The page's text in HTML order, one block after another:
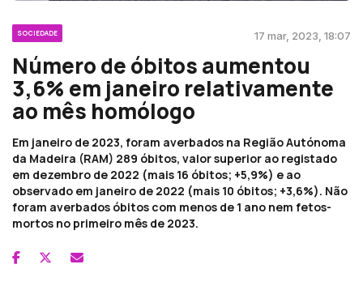
SOCIEDADE 17 mar, 2023, 18:07
Número de óbitos aumentou
3,6% em janeiro relativamente
ao mês homólogo
Em janeiro de 2023, foram averbados na Região Autónoma
da Madeira (RAM) 289 óbitos, valor superior ao registado
em dezembro de 2022 (mais 16 óbitos; +5,9%) e ao
observado em janeiro de 2022 (mais 10 óbitos; +3,6%). Não
foram averbados óbitos com menos de 1 ano nem fetos-
mortos no primeiro mês de 2023.